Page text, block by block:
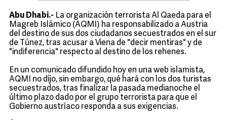
Abu Dhabi.- La organización terrorista Al Qaeda para el
Magreb Islámico (AQMI) ha responsabilizado a Austria
del destino de sus dos ciudadanos secuestrados en el sur
de Túnez, tras acusar a Viena de "decir mentiras" y de
"indiferencia" respecto al destino de los rehenes.
En un comunicado difundido hoy en una web islamista,
AQMI no dijo, sin embargo, qué hará con los dos turistas
secuestrados, tras finalizar la pasada medianoche el
último plazo dado por el grupo terrorista para que el
Gobierno austríaco responda a sus exigencias.